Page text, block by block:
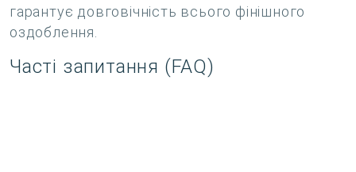
гарантує довговічність всього фінішного
оздоблення.
Часті запитання (FAQ)